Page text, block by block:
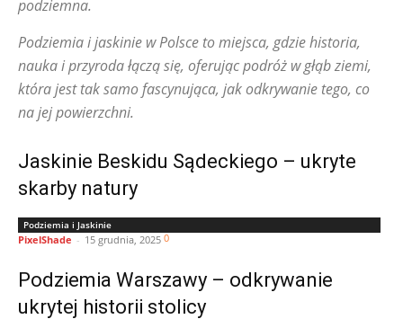
podziemna.
Podziemia i jaskinie w Polsce to miejsca, gdzie historia,
nauka i przyroda łączą się, oferując podróż w głąb ziemi,
która jest tak samo fascynująca, jak odkrywanie tego, co
na jej powierzchni.
Jaskinie Beskidu Sądeckiego – ukryte
skarby natury
Podziemia i Jaskinie
PixelShade - 15 grudnia, 2025 0
Podziemia Warszawy – odkrywanie
ukrytej historii stolicy